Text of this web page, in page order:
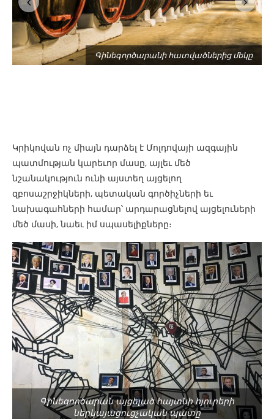
Գինեգործարանի հատվածներից մեկը
Կրիկովան ոչ միայն դարձել է Մոլդովայի ազգային
պատմության կարեւոր մասը, այլեւ մեծ
նշանակություն ունի այստեղ այցելող
զբոսաշրջիկների, պետական գործիչների եւ
նախագահների համար՝ արդարացնելով այցելուների
մեծ մասի, նաեւ իմ սպասելիքները։
Գինեգործարան այցելած հայտնի հյուրերի
ներկայացուցչական պատը